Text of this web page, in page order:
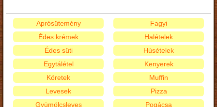
Aprósütemény
Édes krémek
Édes süti
Egytálétel
Fagyi
Halételek
Húsételek
Kenyerek
Köretek
Levesek
Gyümölcsleves
Muffin
Pizza
Pogácsa